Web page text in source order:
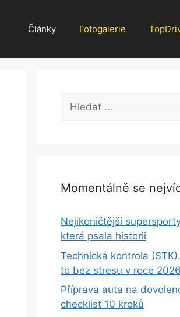
Články Fotogalerie
Hledat:
Momentálně se
Nejikoničtější
která psala historii
Technická kontrola
to bez stresu v roce 2026
Příprava auta na
checklist 10 kroků